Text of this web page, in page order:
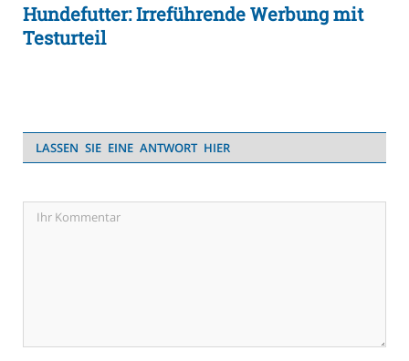
Hundefutter: Irreführende Werbung mit
Testurteil
LASSEN SIE EINE ANTWORT HIER